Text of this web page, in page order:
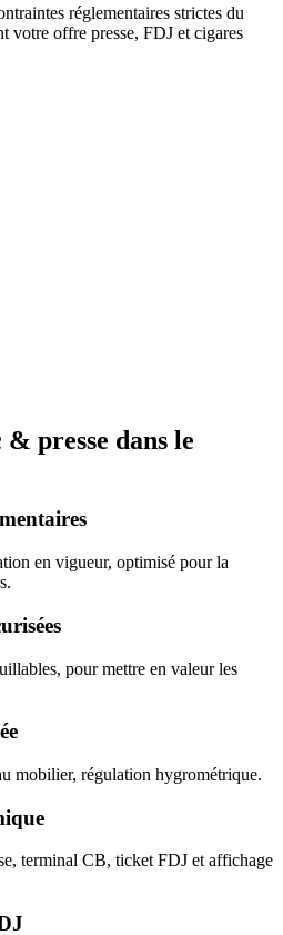
réglementaires strictes du
votre offre presse, FDJ et cigares
& presse dans le
en vigueur, optimisé pour la
pour mettre en valeur les
mobilier, régulation hygrométrique.
terminal CB, ticket FDJ et affichage